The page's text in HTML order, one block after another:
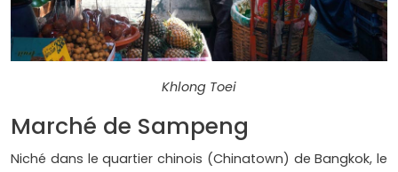
Khlong Toei
Marché de Sampeng
Niché dans le quartier chinois (Chinatown) de Bangkok, le